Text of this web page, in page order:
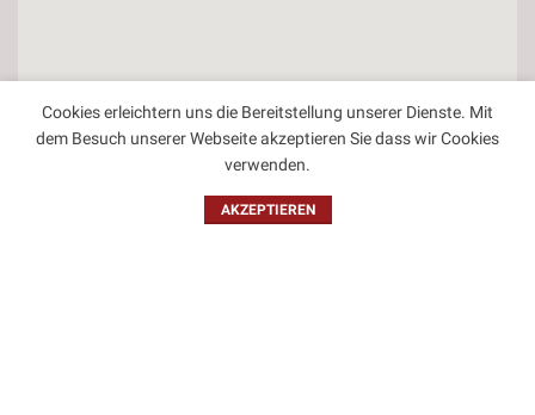
Cookies erleichtern uns die Bereitstellung unserer Dienste. Mit
dem Besuch unserer Webseite akzeptieren Sie dass wir Cookies
verwenden.
AKZEPTIEREN